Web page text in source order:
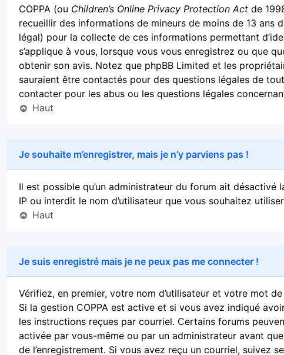
COPPA (ou Children’s Online Privacy Protection Act de
recueillir des informations de mineurs de moins de 13 ans
légal) pour la collecte de ces informations permettant
s’applique à vous, lorsque vous vous enregistrez ou que
obtenir son avis. Notez que phpBB Limited et les
sauraient être contactés pour des questions légales de
contacter pour les abus ou les questions légales
Haut
Je souhaite m’enregistrer, mais je n’y parviens pas !
Il est possible qu’un administrateur du forum ait
IP ou interdit le nom d’utilisateur que vous souhaitez
Haut
Je suis enregistré mais je ne peux pas me connecter !
Vérifiez, en premier, votre nom d’utilisateur et votre mot
Si la gestion COPPA est active et si vous avez indiqué
les instructions reçues par courriel. Certains forums
activée par vous-même ou par un administrateur avant
de l’enregistrement. Si vous avez reçu un courriel, suivez